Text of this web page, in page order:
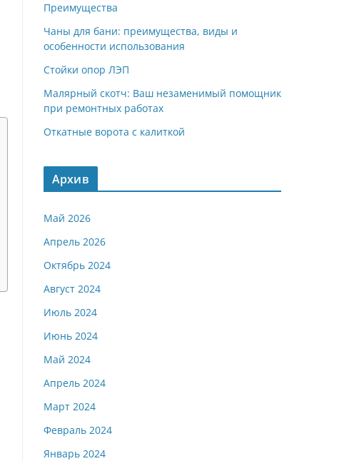
Преимущества
Чаны для бани: преимущества, виды и
особенности использования
Стойки опор ЛЭП
Малярный скотч: Ваш незаменимый помощник
при ремонтных работах
Откатные ворота с калиткой
Архив
Май 2026
Апрель 2026
Октябрь 2024
Август 2024
Июль 2024
Июнь 2024
Май 2024
Апрель 2024
Март 2024
Февраль 2024
Январь 2024